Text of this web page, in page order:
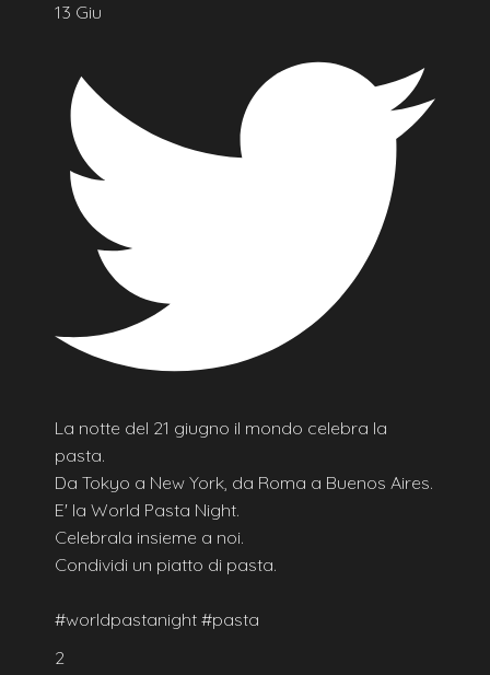
13 Giu
La notte del 21 giugno il mondo celebra la
pasta.
Da Tokyo a New York, da Roma a Buenos Aires.
E' la World Pasta Night.
Celebrala insieme a noi.
Condividi un piatto di pasta.
#worldpastanight #pasta
2